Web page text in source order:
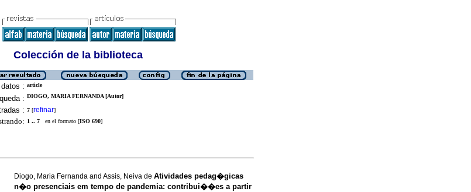
Colección de la biblioteca
: article
: DIOGO, MARIA FERNANDA [Autor]
: 7 [refinar]
1 .. 7 en el formato [ISO 690]
Diogo, Maria Fernanda and Assis, Neiva de Atividades pedag�gicas
n�o presenciais em tempo de pandemia: contribui��es a partir